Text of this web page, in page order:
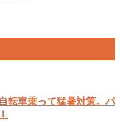
転車乗って猛暑対策。パ